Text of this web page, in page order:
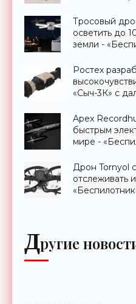
Тросовый
осветить до
земли -
Ростех
«Сыч-3К» с
Apex
быстрым
мире -
Дрон Tornyol
отслеживать
Другие